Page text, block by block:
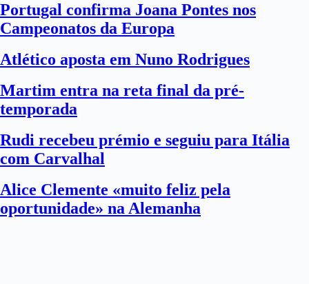
Portugal confirma Joana Pontes nos
Campeonatos da Europa
Atlético aposta em Nuno Rodrigues
Martim entra na reta final da pré-
temporada
Rudi recebeu prémio e seguiu para Itália
com Carvalhal
Alice Clemente «muito feliz pela
oportunidade» na Alemanha